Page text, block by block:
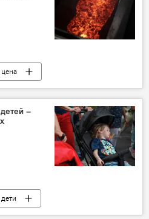
цена
–
дети